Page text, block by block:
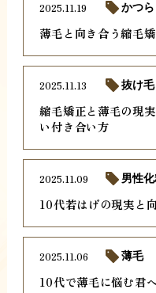
薄毛と向き合う縮毛
2025.11.19 かつら
縮毛矯正と薄毛の現
い付き合い方
2025.11.13 抜け毛
10代若はげの現実と
2025.11.09 男性
10代で薄毛に悩む君
2025.11.06 薄毛